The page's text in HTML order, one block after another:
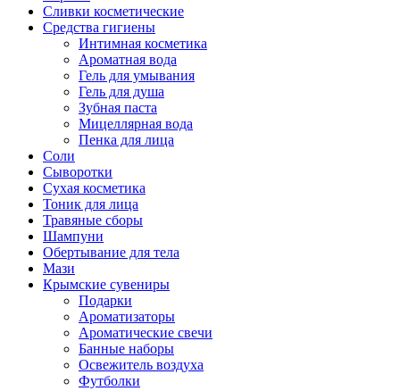
Сливки косметические
Средства гигиены
Интимная косметика
Ароматная вода
Гель для умывания
Гель для душа
Зубная паста
Мицеллярная вода
Пенка для лица
Соли
Сыворотки
Сухая косметика
Тоник для лица
Травяные сборы
Шампуни
Обертывание для тела
Мази
Крымские сувениры
Подарки
Ароматизаторы
Ароматические свечи
Банные наборы
Освежитель воздуха
Футболки